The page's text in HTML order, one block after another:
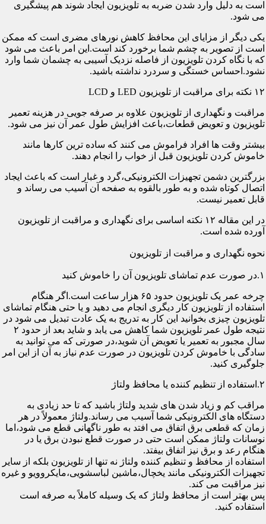
است به دلیل وارد شدن ضربه به تلویزیون ایجاد شوند هم پیشگیری
می شود.
یکی دیگر از مزایای این محافظ کاهش نورهای مضری است که ممکن
است از تصویر به چشم شما برخورد کند است.این امر باعث می شود
که با نگاه کردن تلویزیون از فاصله نزدیک آسیبی به چشمان شما وارد
نشود.احساس خستگی و سردرد نداشته باشید.
۱۲ نکته برای مراقبت از تلویزیون LED و LCD
مراقبت و نگهداری از تلویزیون علاوه بر صرفه جویی در هزینه تعمیر
تلویزیون و تعویض قطعات،باعث افزایش طول عمر آن نیز می شود.
بیشتر وقت ها افراد فراموش می کنند که ساده ترین کارها مانند
خاموش کردن تلویزیون قبل از خواب را انجام دهند.
بزرگترین دشمن تجهیزات الکترونیکی،گرد و غبار است که باعث ایجاد
اتصال کوتاه شده و به طور بالقوه به صفحه آن آسیب می رساند و
قابل تعمیر نیست.
در این مقاله ۱۲ نکته اساسی برای نگهداری و مراقبت از تلویزیون
آورده شده است.
نحوه نگهداری و مراقبت از تلویزیون
۱.در صورت عدم تماشای تلویزیون آن را خاموش کنید
چرخه عمر یک تلویزیون حدود ۶۵ هزار ساعت است.اگر هنگام
استفاده از تلویزیون کار دیگری انجام می دهید و یا حتی هنگام تماشای
تلویزیون چیزی بخوانید این کار به تدریج به یک عادت تبدیل می شود در
نتیجه طول عمر تلویزیون شما کاهش می یابد و شاید بعد از حدود ۲
سال مجبور به تعمیر یا تعویض آن شوید،در صورتی که می توانید به
سادگی با خاموش کردن تلویزیون در صورت عدم نیاز به آن از این امر
جلوگیری کنید.
۲.استفاده از تنظیم کننده یا محافظ ولتاژ
مراقب کم و زیاد شدن های شدید ولتاژ باشید که تا حد زیادی به
دستگاه های الکترونیکی شما آسیب می رساند.ولتاژ معمولاً در هر
زمان که قطعی برق اتفاق می افتد به طور ناگهانی قطع می شود،اما
نوسانات ولتاژ ممکن است حتی در صورت قطع نبودن برق یا در
هنگام رعد و برق نیز اتفاق بیفتد.
استفاده از محافظ و تنظیم کننده ولتاژ نه تنها از تلویزیون بلکه از سایر
تجهیزات الکترونیکی مانند یخچال،ماشین لباسشویی،مایکروویو و غیره
نیز مراقبت می کند.
پس بهتر است از محافظ ولتاژ که یک وسیله کاملاً به صرفه است
استفاده کنید.